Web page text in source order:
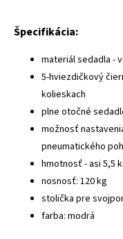
Špecifikácia:
materiál sedadla -
5-hviezdičkový
kolieskach
plne otočné
možnosť
pneumatického
hmotnosť - asi 5,5
nosnosť: 120 kg
stolička pre
farba: modrá